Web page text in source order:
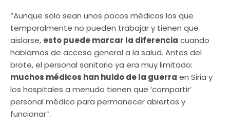
“Aunque solo sean unos pocos médicos los que
temporalmente no pueden trabajar y tienen que
aislarse, esto puede marcar la diferencia cuando
hablamos de acceso general a la salud. Antes del
brote, el personal sanitario ya era muy limitado:
muchos médicos han huido de la guerra en Siria y
los hospitales a menudo tienen que ‘compartir’
personal médico para permanecer abiertos y
funcionar”.